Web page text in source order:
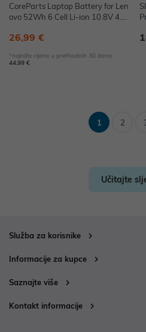
CoreParts Laptop Battery for Len
ovo 52Wh 6 Cell Li-ion 10.8V 4.4
26,99 €
*najniža cijena u prethodnih 30 dana
44,99 €
1 2
Učitajte
Služba za korisnike
Informacije za kupce
Saznajte više
Kontakt informacije